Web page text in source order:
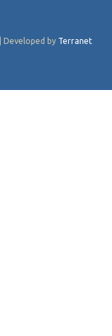
| Developed by Terranet